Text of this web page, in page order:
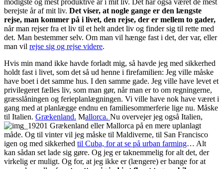
modigste og mest produktive år i mit liv. Det har også været de mest
berejste år af mit liv. Det viser, at nogle gange er den længste
rejse, man kommer på i livet, den rejse, der er mellem to gader,
når man rejser fra et liv til et helt andet liv og finder sig til rette med
det. Man bestemmer selv. Om man vil hænge fast i det, der var, eller
man vil rejse sig og rejse videre.
Hvis min mand ikke havde forladt mig, så havde jeg med sikkerhed
holdt fast i livet, som det så ud henne i firefamilien: Jeg ville måske
have boet i det samme hus. I den samme gade. Jeg ville have levet et
privilegeret fælles liv, som man gør, når man er to om regningerne,
græsslåningen og ferieplanlægningen. Vi ville have nok have været i
gang med at planlægge endnu en familiesommerferie lige nu. Måske
til Italien. Grækenland. Mallorca. Nu overvejer jeg også Italien,
Grækenland eller Mallorca på en mere uplanlagt
måde. Og til vinter vil jeg måske til Maldiverne, til San Francisco
igen og med sikkerhed til Cuba, for at se på urban farming… Alt
kan sådan set lade sig gøre. Og jeg er taknemmelig for alt det, der
virkelig er muligt. Og for, at jeg ikke er (længere) er bange for at